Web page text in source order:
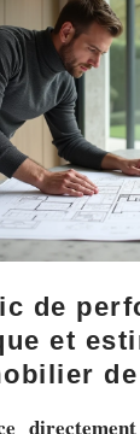
de
et